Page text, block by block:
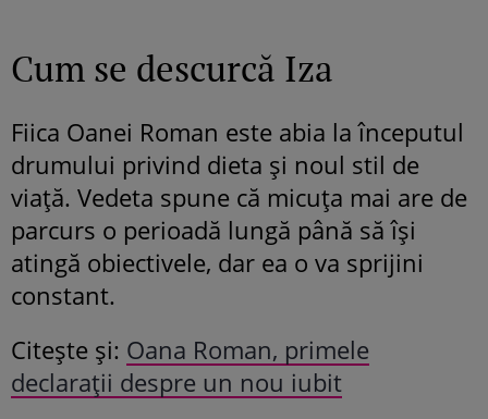
Cum se descurcă Iza
Fiica Oanei Roman este abia la începutul
drumului privind dieta și noul stil de
viață. Vedeta spune că micuța mai are de
parcurs o perioadă lungă până să își
atingă obiectivele, dar ea o va sprijini
constant.
Citește și: Oana Roman, primele
declarații despre un nou iubit